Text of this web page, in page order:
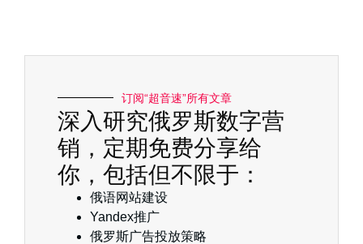
订阅“超音速”所有文章
深入研究俄罗斯数字营
销，定期免费分享给
你，包括但不限于：
俄语网站建设
Yandex推广
俄罗斯广告投放策略